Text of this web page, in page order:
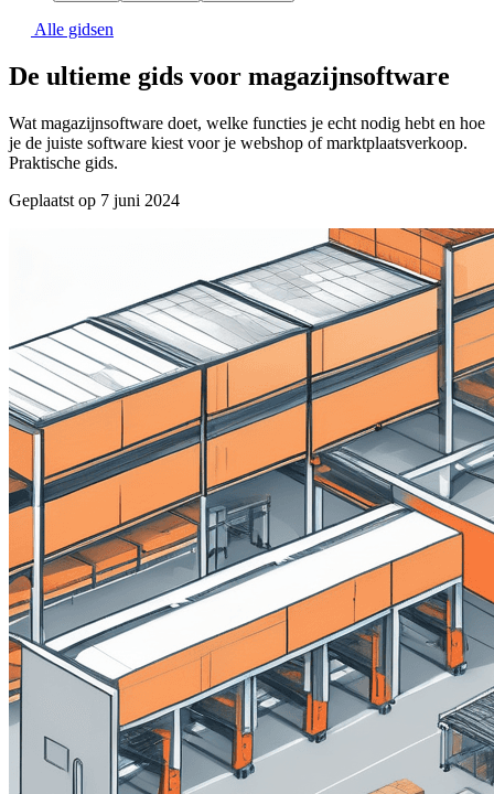
Alle gidsen
De ultieme gids voor magazijnsoftware
Wat magazijnsoftware doet, welke functies je echt nodig hebt en hoe
je de juiste software kiest voor je webshop of marktplaatsverkoop.
Praktische gids.
Geplaatst op 7 juni 2024